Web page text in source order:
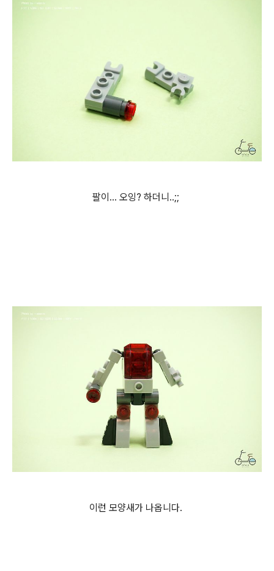
팔이... 오잉? 하더니..;;
이런 모양새가 나옵니다.